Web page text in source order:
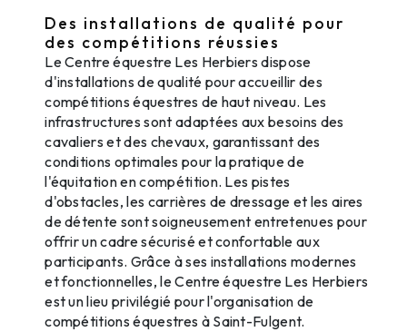
Des installations de qualité pour
des compétitions réussies
Le Centre équestre Les Herbiers dispose
d'installations de qualité pour accueillir des
compétitions équestres de haut niveau. Les
infrastructures sont adaptées aux besoins des
cavaliers et des chevaux, garantissant des
conditions optimales pour la pratique de
l'équitation en compétition. Les pistes
d'obstacles, les carrières de dressage et les aires
de détente sont soigneusement entretenues pour
offrir un cadre sécurisé et confortable aux
participants. Grâce à ses installations modernes
et fonctionnelles, le Centre équestre Les Herbiers
est un lieu privilégié pour l'organisation de
compétitions équestres à Saint-Fulgent.